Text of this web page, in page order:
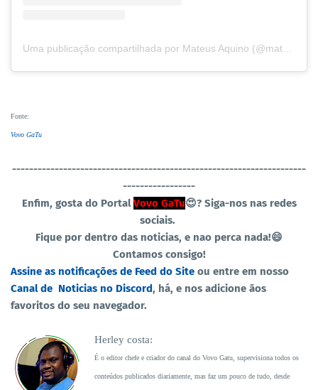
Uma publicação compartilhada por Mateus Aquino (@mateussantista)
Fonte:
Vovo GaTu
---------------------------------------------------------------------
-----------------
Enfim, gosta do PortalVovo GaTu😍? Siga-nos nas redes
sociais.
Fique por dentro das noticias, e nao perca nada!😄
Contamos consigo!
Assine as notificações de Feed do Site ou entre em nosso
Canal de Noticias no Discord, há, e nos adicione ãos
favoritos do seu navegador.
Herley costa:
É o editor chefe e criador do canal do Vovo Gatu, supervisiona todos os
conteúdos publicados diariamente, mas faz um pouco de tudo, desde